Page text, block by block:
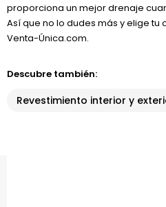
proporciona un mejor drenaje
Así que no lo dudes más y elige
Venta-Única.com.
Descubre también:
Revestimiento interior y